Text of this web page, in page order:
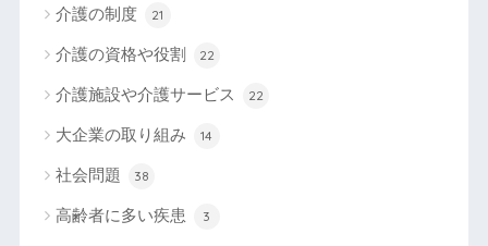
介護の制度 21
介護の資格や役割 22
介護施設や介護サービス 22
大企業の取り組み 14
社会問題 38
高齢者に多い疾患 3